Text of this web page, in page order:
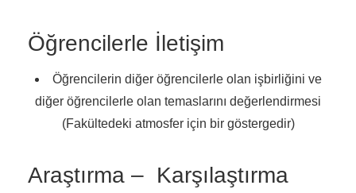
Öğrencilerle İletişim
Öğrencilerin diğer öğrencilerle olan işbirliğini ve
diğer öğrencilerle olan temaslarını değerlendirmesi
(Fakültedeki atmosfer için bir göstergedir)
Araştırma – Karşılaştırma